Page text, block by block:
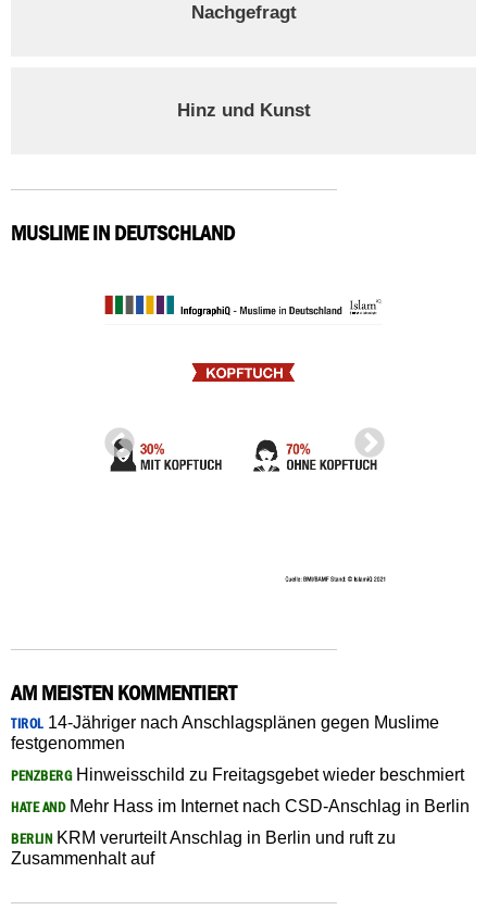
Nachgefragt
Hinz und Kunst
MUSLIME IN DEUTSCHLAND
AM MEISTEN KOMMENTIERT
TIROL14-Jähriger nach Anschlagsplänen gegen Muslime
festgenommen
PENZBERGHinweisschild zu Freitagsgebet wieder beschmiert
HATE ANDMehr Hass im Internet nach CSD-Anschlag in Berlin
BERLIN KRM verurteilt Anschlag in Berlin und ruft zu
Zusammenhalt auf